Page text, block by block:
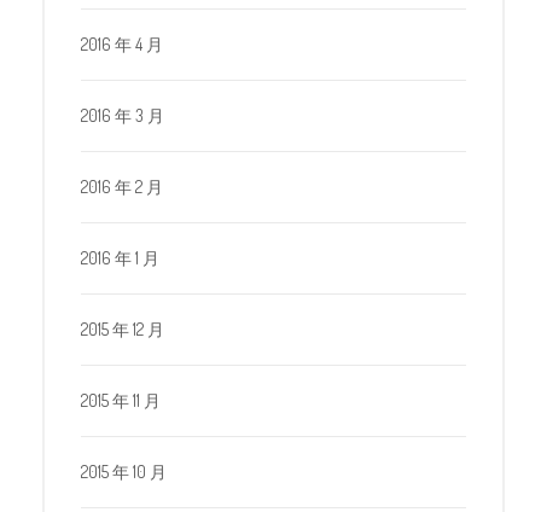
2016 年 4 月
2016 年 3 月
2016 年 2 月
2016 年 1 月
2015 年 12 月
2015 年 11 月
2015 年 10 月